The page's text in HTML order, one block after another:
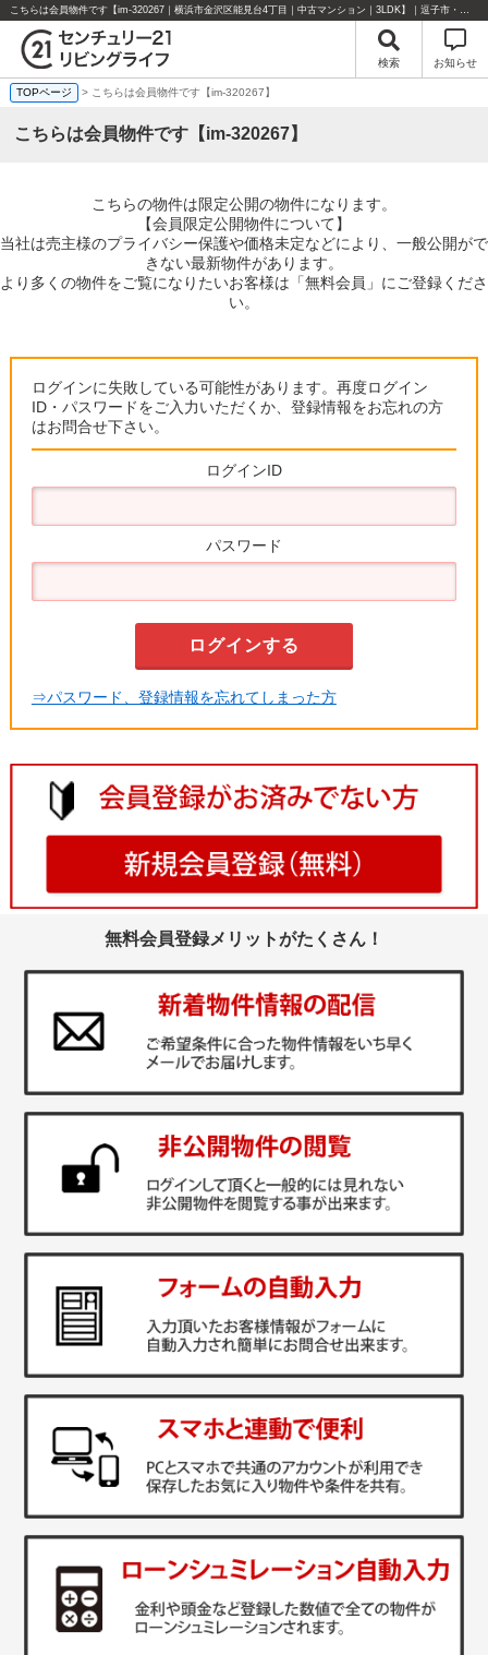
こちらは会員物件です【im-320267｜横浜市金沢区能見台4丁目｜中古マンション｜3LDK】｜逗子市・葉山町・湘南エリアの不動産のことならセンチュリー21リビングライフにお任せください！
検索 お知らせ
TOPページ > こちらは会員物件です【im-320267】
こちらは会員物件です【im-320267】
こちらの物件は限定公開の物件になります。
【会員限定公開物件について】
当社は売主様のプライバシー保護や価格未定などにより、一般公開がで
きない最新物件があります。
より多くの物件をご覧になりたいお客様は「無料会員」にご登録くださ
い。
ログインに失敗している可能性があります。再度ログイン
ID・パスワードをご入力いただくか、登録情報をお忘れの方
はお問合せ下さい。
ログインID
パスワード
⇒パスワード、登録情報を忘れてしまった方
無料会員登録メリットがたくさん！